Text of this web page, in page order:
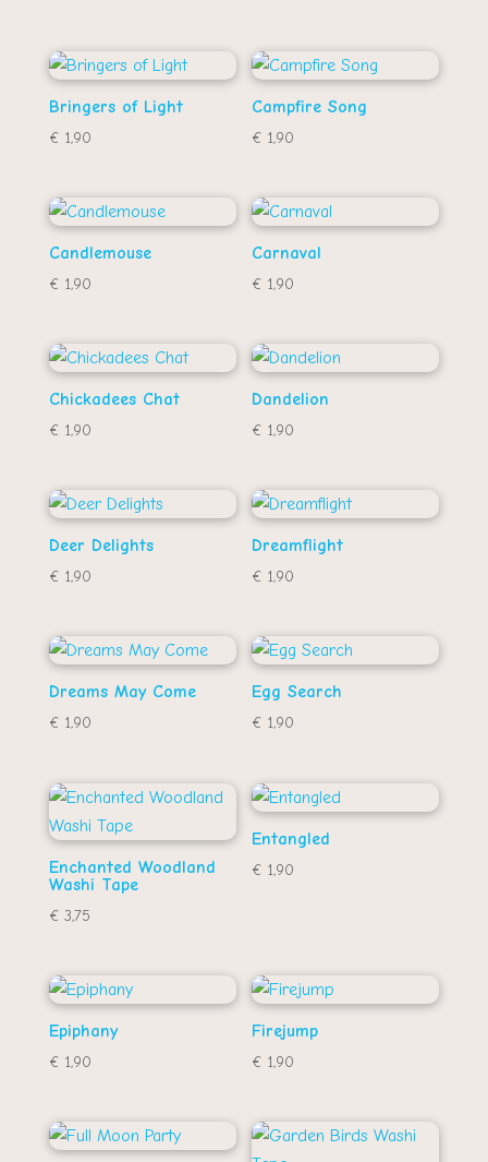
Bringers of Light
€1,90
Campfire Song
€ 1,90
Candlemouse
€1,90
Carnaval
€ 1,90
Chickadees Chat
€1,90
Dandelion
€ 1,90
Deer Delights
€1,90
Dreamflight
€ 1,90
Dreams May Come
€1,90
Egg Search
€ 1,90
Enchanted Woodland
Washi Tape
€3,75
Entangled
€ 1,90
Epiphany
€1,90
Firejump
€ 1,90